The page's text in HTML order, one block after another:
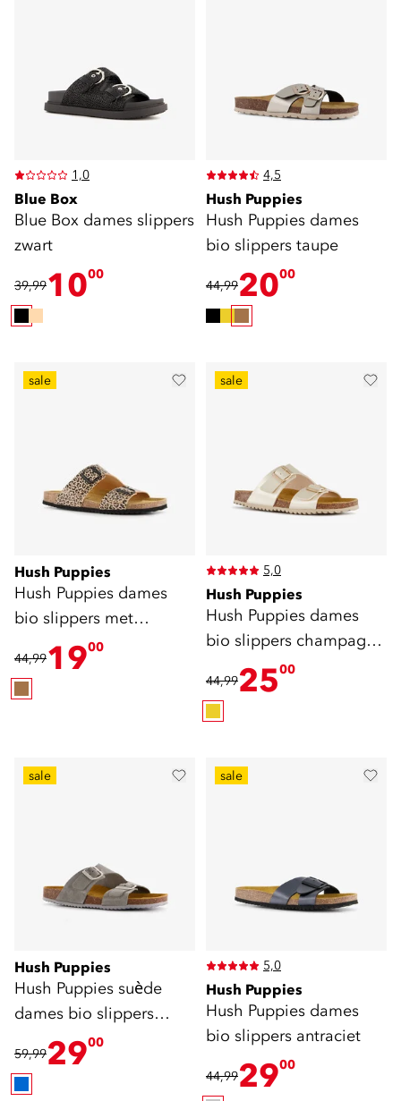
1,0
Blue Box
Blue Box dames slippers
zwart
39,991000
4,5
Hush Puppies
Hush Puppies dames
bio slippers taupe
44,992000
sale
Hush Puppies
Hush Puppies dames
bio slippers met
panterprint bruin
44,991900
sale
5,0
Hush Puppies
Hush Puppies dames
bio slippers champagne
goud
44,992500
sale
Hush Puppies
Hush Puppies suède
dames bio slippers
grijsblauw
59,992900
sale
5,0
Hush Puppies
Hush Puppies dames
bio slippers antraciet
44,992900